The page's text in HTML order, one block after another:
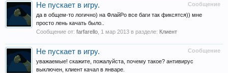
Сообщение
Не пускает в игру.
да в общем-то логично) на ФлайРо все баги так фиксятся)) мне
просто лень качать было..
Сообщение от: farfarello 1 мар 2013 в разделе: Клиент
Сообщение
Не пускает в игру.
уважаемые! скажите, пожалуйста, почему такое? антивирус
выключен, клиент качал в январе.